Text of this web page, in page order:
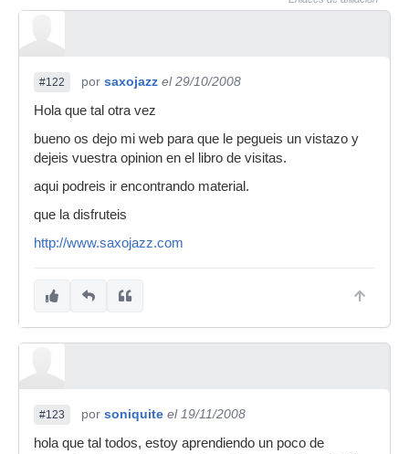
#122 por saxojazz el 29/10/2008
Hola que tal otra vez
bueno os dejo mi web para que le pegueis un vistazo y
dejeis vuestra opinion en el libro de visitas.
aqui podreis ir encontrando material.
que la disfruteis
http://www.saxojazz.com
#123 por soniquite el 19/11/2008
hola que tal todos, estoy aprendiendo un poco de